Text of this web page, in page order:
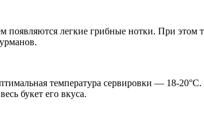
появляются легкие грибные нотки. При
температура сервировки — 18-
букет его вкуса.